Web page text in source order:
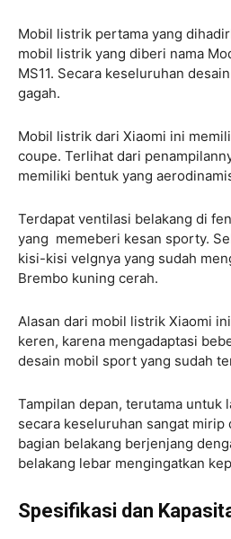
Mobil listrik pertama yang
mobil listrik yang diberi nama
MS11. Secara keseluruhan
gagah.
Mobil listrik dari Xiaomi ini
coupe. Terlihat dari
memiliki bentuk yang
Terdapat ventilasi belakang di
yang memeberi kesan sporty.
kisi-kisi velgnya yang sudah
Brembo kuning cerah.
Alasan dari mobil listrik Xiaomi
keren, karena mengadaptasi
desain mobil sport yang sudah
Tampilan depan, terutama untuk
secara keseluruhan sangat mirip
bagian belakang berjenjang
belakang lebar mengingatkan
Spesifikasi dan